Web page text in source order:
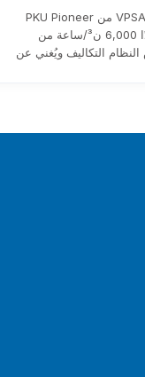
التشغيل الآن، محققًا إيرادات سنوية تتجاوز 1.76 مليون
يعمل مشروع توليد الأكسجين بتقنية VPSA من PKU Pioneer
لشركة شينشينغ للأنابيب بنجاح، مزودًا 6,000 ن³/ساعة من
التكاليف ويُغني عن